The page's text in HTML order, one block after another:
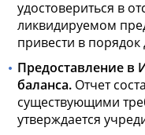
удостовериться в
ликвидируемом
привести в
Предоставление в
баланса. Отчет
существующими
утверждается